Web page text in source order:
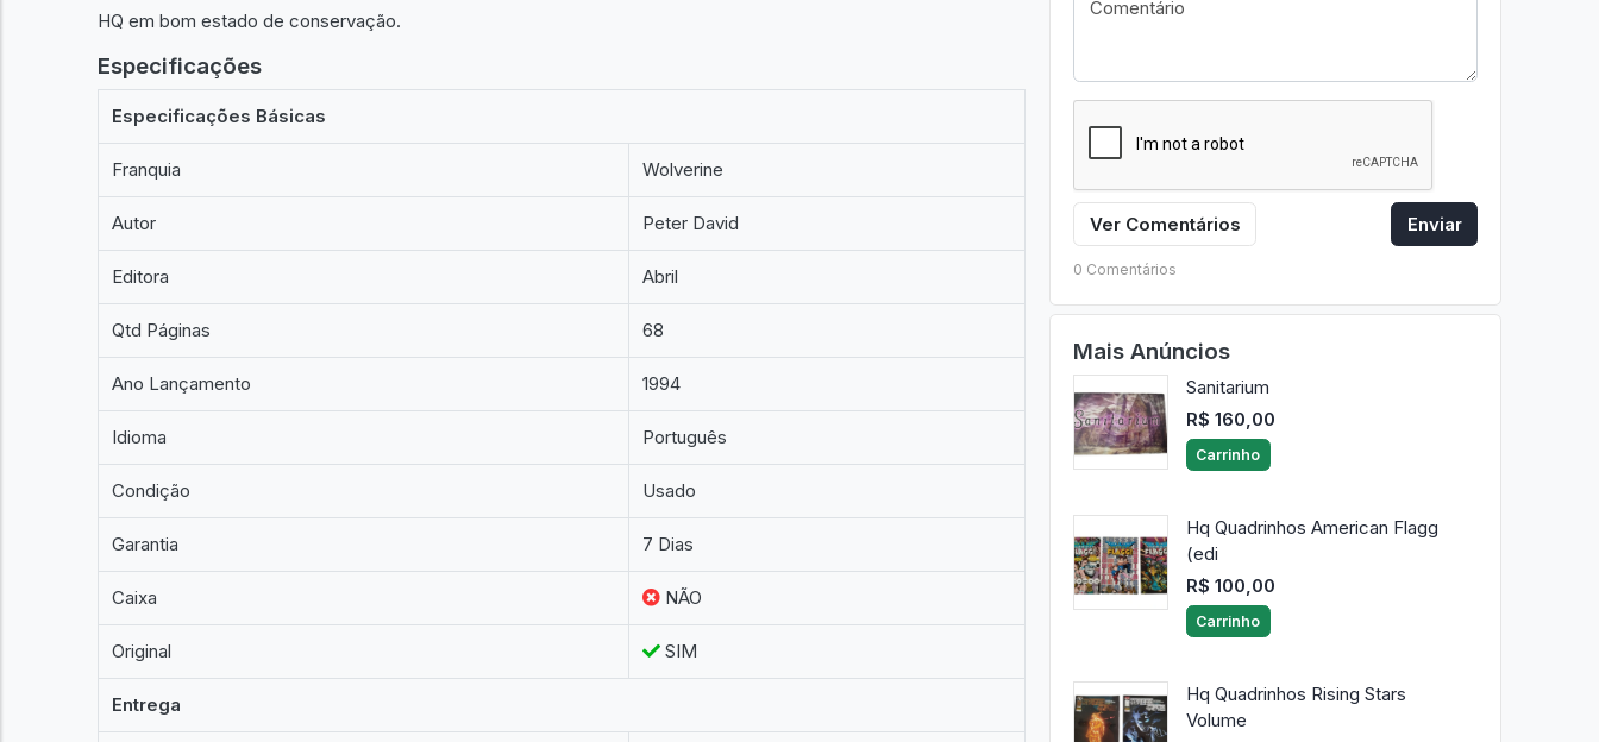
HQ em bom estado de conservação.
Especificações
Especificações Básicas
Franquia Wolverine
Autor Peter David
Editora Abril
Qtd Páginas 68
Ano Lançamento 1994
Idioma Português
Condição Usado
Garantia 7 Dias
Caixa NÃO
Original SIM
Entrega
Ver Comentários Enviar
0 Comentários
Mais Anúncios
Sanitarium
R$ 160,00
Carrinho
Hq Quadrinhos American Flagg
(edi
R$ 100,00
Carrinho
Hq Quadrinhos Rising Stars
Volume